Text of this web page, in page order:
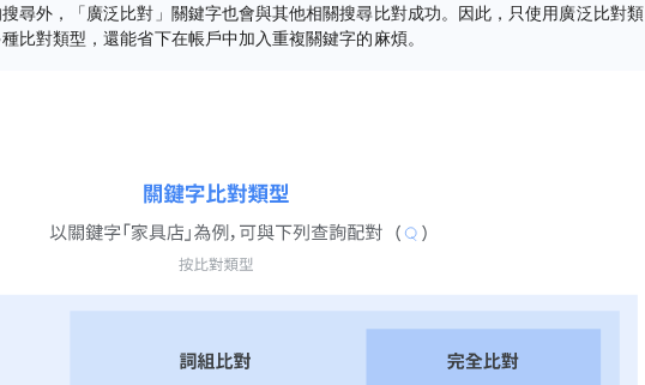
尋外，「廣泛比對」關鍵字也會與其他相關搜尋比對成功。因此，只使用廣泛比對類
比對類型，還能省下在帳戶中加入重複關鍵字的麻煩。